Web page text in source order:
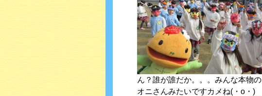
ん？誰が誰だか。。。みんな本物の
オニさんみたいですカメね(・o・)